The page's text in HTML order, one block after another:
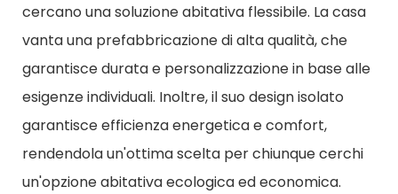
cercano una soluzione abitativa flessibile. La casa
vanta una prefabbricazione di alta qualità, che
garantisce durata e personalizzazione in base alle
esigenze individuali. Inoltre, il suo design isolato
garantisce efficienza energetica e comfort,
rendendola un'ottima scelta per chiunque cerchi
un'opzione abitativa ecologica ed economica.